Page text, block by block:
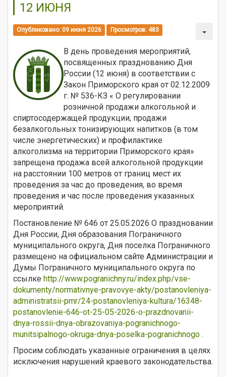
12 ИЮНЯ
Опубликовано: 09 июня 2026 Просмотров: 483
В день проведения мероприятий,
посвященных празднованию Дня
России (12 июня) в соответствии с
Закон Приморского края от 02.12.2009
г. № 536-КЗ « О регулировании
розничной продажи алкогольной и
спиртосодержащей продукции, продажи
безалкогольных тонизирующих напитков (в том
числе энергетических) и профилактике
алкоголизма на территории Приморского края»
запрещена продажа всей алкогольной продукции
на расстоянии 100 метров от границ мест их
проведения за час до проведения, во время
проведения и час после проведения указанных
мероприятий.
Постановление № 646 от 25.05.2026 О праздновании
Дня России, Дня образования Пограничного
муниципального округа, Дня поселка Пограничного
размещено на официальном сайте Администрации и
Думы Пограничного муниципального округа по
ссылке http://www.pogranichny.ru/index.php/vse-
dokumenty/normativnye-pravovye-akty/postanovleniya-
administratsii-pmr/24-postanovleniya-kultura/16348-
postanovlenie-646-ot-25-05-2026-o-prazdnovanii-
dnya-rossii-dnya-obrazovaniya-pogranichnogo-
munitsipalnogo-okruga-dnya-poselka-pogranichnogo .
Просим соблюдать указанные ограничения в целях
исключения нарушений краевого законодательства.